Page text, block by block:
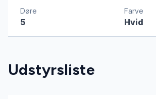
Døre
5
Farve
Hvid
Udstyrsliste